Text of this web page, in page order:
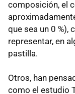
composición, el
que sea un 0 %),
representar, en
pastilla.
Otros, han
como el estudio